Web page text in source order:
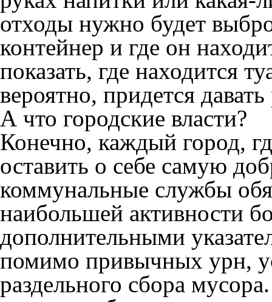
отходы нужно будет
контейнер и где он
показать, где находится
вероятно, придется
А что городские власти?
Конечно, каждый город,
оставить о себе самую
коммунальные службы
наибольшей активности
дополнительными
помимо привычных урн,
раздельного сбора